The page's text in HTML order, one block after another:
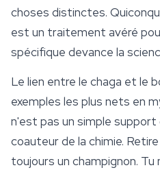
choses distinctes.
est un traitement avéré
spécifique devance la
Le lien entre le chaga et le
exemples les plus nets en
n'est pas un simple
coauteur de la chimie.
toujours un champignon.